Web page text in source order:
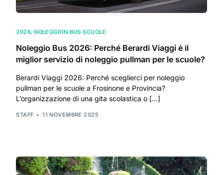
2026,NOLEGGION BUS SCUOLE
Noleggio Bus 2026: Perché Berardi Viaggi è il
miglior servizio di noleggio pullman per le scuole?
Berardi Viaggi 2026: Perché sceglierci per noleggio
pullman per le scuole a Frosinone e Provincia?
L’organizzazione di una gita scolastica o […]
STAFF 11 NOVEMBRE 2025